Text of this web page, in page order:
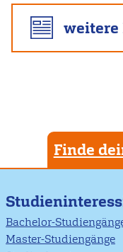
weitere
Finde
Bachelor-
Master-Studiengänge